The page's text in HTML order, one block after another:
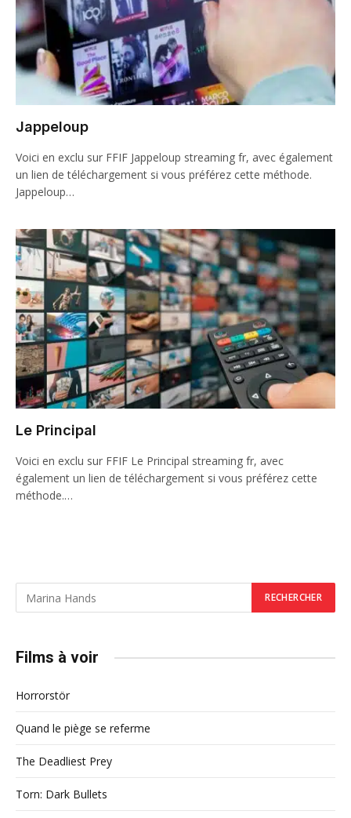
Jappeloup
Voici en exclu sur FFIF Jappeloup streaming fr, avec également
un lien de téléchargement si vous préférez cette méthode.
Jappeloup…
Le Principal
Voici en exclu sur FFIF Le Principal streaming fr, avec
également un lien de téléchargement si vous préférez cette
méthode.…
Films à voir
Horrorstör
Quand le piège se referme
The Deadliest Prey
Torn: Dark Bullets